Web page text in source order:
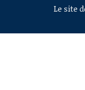
Le site